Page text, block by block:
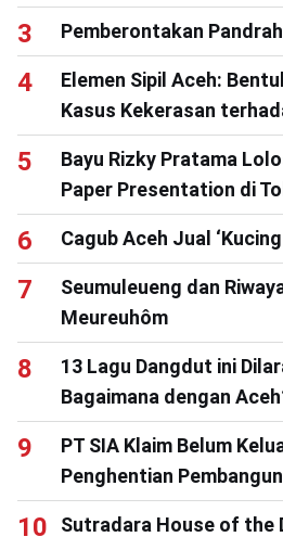
Pemberontakan Pandrah
Elemen Sipil Aceh:
Kasus Kekerasan
Bayu Rizky Pratama
Paper Presentation di
Cagub Aceh Jual
Seumuleueng dan
Meureuhôm
13 Lagu Dangdut ini
Bagaimana dengan
PT SIA Klaim Belum
Penghentian
Sutradara House of the